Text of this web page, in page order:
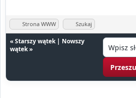
Strona WWW Szukaj
«Starszy wątek| Nowszy
wątek»